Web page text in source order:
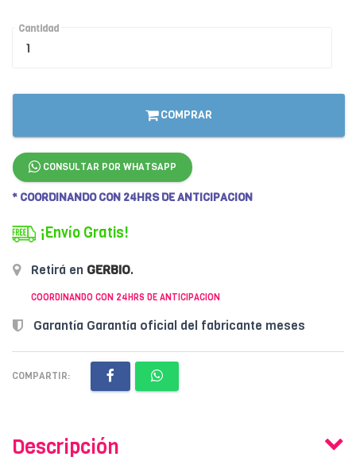
Cantidad
COMPRAR
CONSULTAR POR WHATSAPP
* COORDINANDO CON 24HRS DE ANTICIPACION
¡Envío Gratis!
Retirá en GERBIO.
COORDINANDO CON 24HRS DE ANTICIPACION
Garantía Garantía oficial del fabricante meses
COMPARTIR:
Descripción